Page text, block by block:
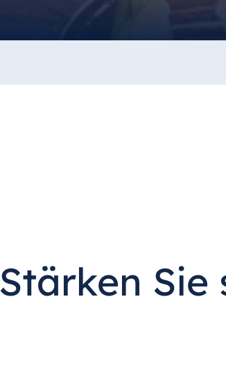
Stärken Sie